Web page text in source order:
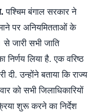
पश्चिम बंगाल सरकार ने
पर अनियमितताओं के
से जारी सभी जाति
लिया है. एक वरिष्ठ
उन्होंने बताया कि राज्य
को सभी जिलाधिकारियों
शुरू करने का निर्देश